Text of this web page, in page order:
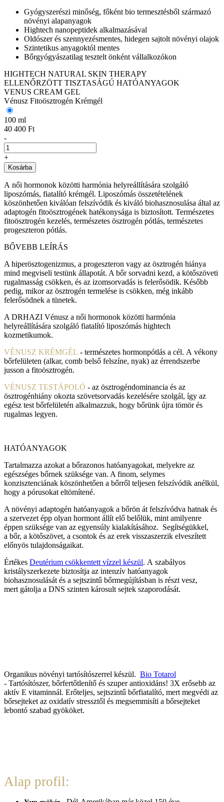
Gyógyszerészi minőség, főként bio termesztésből származó
növényi alapanyagok
Hightech nanopeptidek alkalmazásával
Oldószer és szennyezésmentes, hidegen sajtolt növényi olajok
Szintetikus anyagoktól mentes
Bőrgyógyászatilag tesztelt önként vállalkozókon
HIGHTECH NATURAL SKIN THERAPY
ELLENŐRZÖTT TISZTASÁGÚ HATÓANYAGOK
VENUS CREAM GEL
Vénusz Fitoösztrogén Krémgél
100 ml
40 400 Ft
-
+
Kosárba
A női hormonok közötti harmónia helyreállítására szolgáló
liposzómás, fiatalító krémgél. Liposzómás összetételének
köszönhetően kiválóan felszívódik és kiváló biohasznosulása által az
adaptogén fitoösztrogének hatékonysága is biztosított. Természetes
fitoösztrogén kezelés, természetes ösztrogén pótlás, természetes
progeszteron pótlás.
BŐVEBB LEÍRÁS
A hiperösztogenizmus, a progeszteron vagy az ösztrogén hiánya
mind megviseli testünk állapotát. A bőr sorvadni kezd, a kötőszöveti
rugalmasság csökken, és az izomsorvadás is felerősödik. Később
pedig, mikor az ösztrogén termelése is csökken, még inkább
felerősödnek a tünetek.
A DRHAZI Vénusz a női hormonok közötti harmónia
helyreállítására szolgáló fiatalító liposzómás hightech
kozmetikumok.
VÉNUSZ KRÉMGÉL - természetes hormonpótlás a cél. A vékony
bőrfelületen (alkar, comb belső felszíne, nyak) az érrendszerbe
jusson a fitoösztrogén.
VÉNUSZ TESTÁPOLÓ - az ösztrogéndominancia és az
ösztrogénhiány okozta szövetsorvadás kezelésére szolgál, így az
egész test bőrfelületén alkalmazzuk, hogy bőrünk újra tömör és
rugalmas legyen.
HATÓANYAGOK
Tartalmazza azokat a bőrazonos hatóanyagokat, melyekre az
egészséges bőrnek szüksége van. A finom, selymes
konzisztenciának köszönhetően a bőrről teljesen felszívódik anélkül,
hogy a pórusokat eltömítené.
A növényi adaptogén hatóanyagok a bőrön át felszívódva hatnak és
a szervezet épp olyan hormont állít elő belőlük, mint amilyenre
éppen szüksége van az egyensúly kialakításához. Segítségükkel,
a bőr, a kötőszövet, a csontok és az erek visszaszerzik elveszített
előnyös tulajdonságaikat.
Értékes Deutérium csökkentett vízzel készül. A szabályos
kristályszerkezete biztosítja az intenzív hatóanyagok
biohasznosulását és a sejtszintű bőrmegújításban is részt vesz,
mert gátolja a DNS szinten károsult sejtek szaporodását.
Organikus növényi tartósítószerrel készül. Bio Totarol
- Tartósítószer, bőrfertőtlenítő és szuper antioxidáns! 3X erősebb az
aktív E vitaminnál. Erőteljes, sejtszintű bőrfiatalító, mert megvédi az
bőrsejteket az oxidatív stressztől és megsemmisíti a bőrsejteket
lebontó szabad gyököket.
Alap profil: